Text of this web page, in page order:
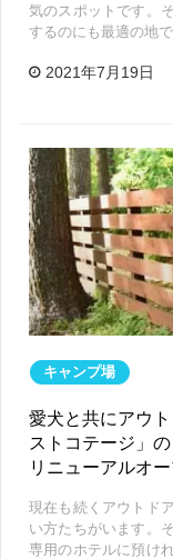
気のスポットです。
するのにも最適の地
2021年7月19日
キャンプ場
愛犬と共にアウ
ストコテージ」
リニューアルオ
現在も続くアウトド
い方たちがいます。
専用のホテルに預け